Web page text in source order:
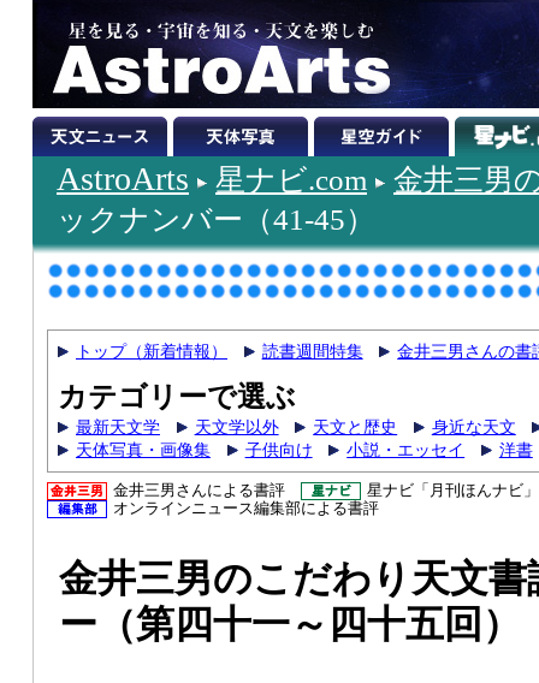
AstroArts 星ナビ.com
金井三男
ックナンバー（41-45）
トップ（新着情報） 読書週間特集 金井三男さんの書
カテゴリーで選ぶ
最新天文学 天文学以外 天文と歴史
身近な天文
天体写真・画像集
子供向け 小説・エッセイ 洋書
金井三男さんによる書評
星ナビ「月刊ほんナビ
オンラインニュース編集部による書評
金井三男のこだわり天文
ー（第四十一～四十五回）